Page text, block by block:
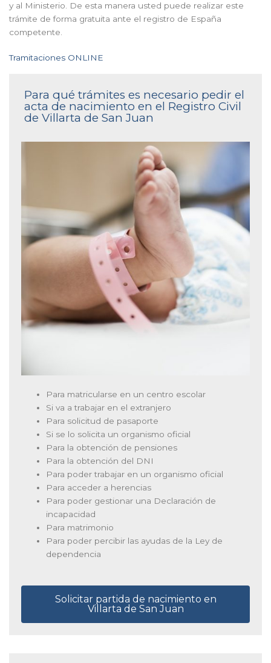
y al Ministerio. De esta manera usted puede realizar este
trámite de forma gratuita ante el registro de España
competente.
Tramitaciones ONLINE
Para qué trámites es necesario pedir el
acta de nacimiento en el Registro Civil
de Villarta de San Juan
Para matricularse en un centro escolar
Si va a trabajar en el extranjero
Para solicitud de pasaporte
Si se lo solicita un organismo oficial
Para la obtención de pensiones
Para la obtención del DNI
Para poder trabajar en un organismo oficial
Para acceder a herencias
Para poder gestionar una Declaración de
incapacidad
Para matrimonio
Para poder percibir las ayudas de la Ley de
dependencia
Solicitar partida de nacimiento en
Villarta de San Juan